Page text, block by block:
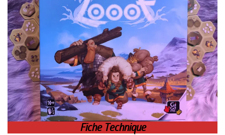
Fiche Technique